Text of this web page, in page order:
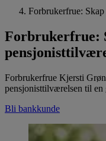
Forbrukerfrue:
Forbrukerfrue:
Forbrukerfrue Kjersti
pensjonisttilværelsen til en
Bli bankkunde